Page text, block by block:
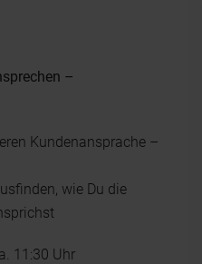
–
Kundenansprache –
wie Du die
11:30 Uhr